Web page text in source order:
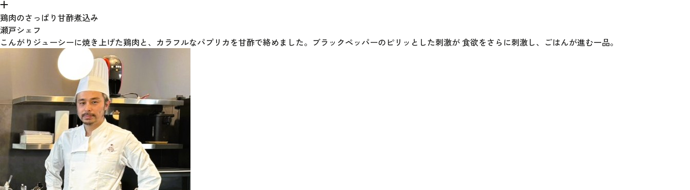
鶏肉のさっぱり甘酢煮込み
瀬戸シェフ
こんがりジューシーに焼き上げた鶏肉と、カラフルなパプリカを甘酢で絡めました。ブラックペッパーのピリッとした刺激が 食欲をさらに刺激し、ごはんが進む一品。